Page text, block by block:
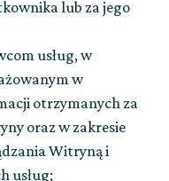
lub za jego
usług, w
w
otrzymanych za
oraz w zakresie
Witryną i
usług;